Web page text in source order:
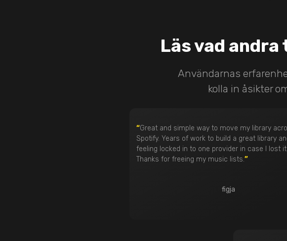
Läs vad andra
Användarnas
kolla in åsikter
“Great and simple way to move my library
Spotify. Years of work to build a great library
feeling locked in to one provider in case I lost it
Thanks for freeing my music lists.”
figja